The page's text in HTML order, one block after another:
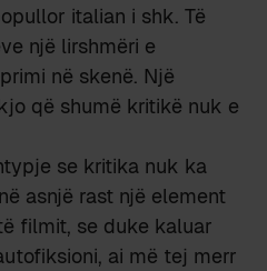
italian i shk. Të
një lirshmëri e
në skenë. Një
që shumë kritikë nuk e
se kritika nuk ka
asnjë rast një element
filmit, se duke kaluar
ai më tej merr